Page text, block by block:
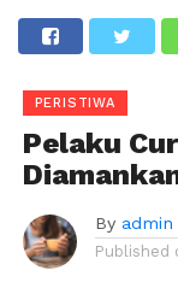
PERISTIWA
Pelaku
By admin
Published